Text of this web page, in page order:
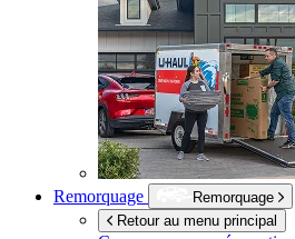
Remorquage
Remorquage
Retour au menu principal